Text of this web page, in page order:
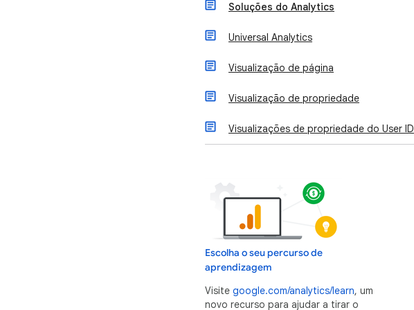
Soluções do Analytics
Universal Analytics
Visualização de página
Visualização de propriedade
Visualizações de propriedade do User ID
Escolha o seu percurso de
aprendizagem
Visite google.com/analytics/learn, um
novo recurso para ajudar a tirar o